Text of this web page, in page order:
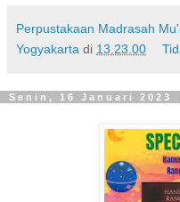
Perpustakaan Madrasah
Yogyakarta di 13.23.00
Senin, 16 Januari 2023